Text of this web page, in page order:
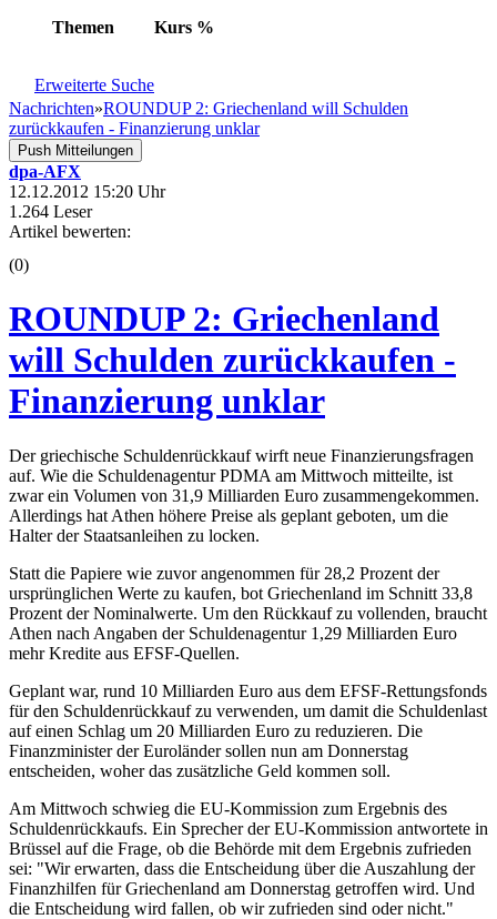
Themen Kurs %
Erweiterte Suche
Nachrichten»ROUNDUP 2: Griechenland will Schulden
zurückkaufen - Finanzierung unklar
Push Mitteilungen
dpa-AFX
12.12.2012 15:20 Uhr
1.264 Leser
Artikel bewerten:
(0)
ROUNDUP 2: Griechenland
will Schulden zurückkaufen -
Finanzierung unklar
Der griechische Schuldenrückkauf wirft neue Finanzierungsfragen
auf. Wie die Schuldenagentur PDMA am Mittwoch mitteilte, ist
zwar ein Volumen von 31,9 Milliarden Euro zusammengekommen.
Allerdings hat Athen höhere Preise als geplant geboten, um die
Halter der Staatsanleihen zu locken.
Statt die Papiere wie zuvor angenommen für 28,2 Prozent der
ursprünglichen Werte zu kaufen, bot Griechenland im Schnitt 33,8
Prozent der Nominalwerte. Um den Rückkauf zu vollenden, braucht
Athen nach Angaben der Schuldenagentur 1,29 Milliarden Euro
mehr Kredite aus EFSF-Quellen.
Geplant war, rund 10 Milliarden Euro aus dem EFSF-Rettungsfonds
für den Schuldenrückkauf zu verwenden, um damit die Schuldenlast
auf einen Schlag um 20 Milliarden Euro zu reduzieren. Die
Finanzminister der Euroländer sollen nun am Donnerstag
entscheiden, woher das zusätzliche Geld kommen soll.
Am Mittwoch schwieg die EU-Kommission zum Ergebnis des
Schuldenrückkaufs. Ein Sprecher der EU-Kommission antwortete in
Brüssel auf die Frage, ob die Behörde mit dem Ergebnis zufrieden
sei: "Wir erwarten, dass die Entscheidung über die Auszahlung der
Finanzhilfen für Griechenland am Donnerstag getroffen wird. Und
die Entscheidung wird fallen, ob wir zufrieden sind oder nicht."